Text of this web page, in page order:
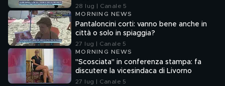
28 lug | Canale 5
MORNING NEWS
Pantaloncini corti: vanno bene anche in
città o solo in spiaggia?
27 lug | Canale 5
MORNING NEWS
"Scosciata" in conferenza stampa: fa
discutere la vicesindaca di Livorno
27 lug | Canale 5